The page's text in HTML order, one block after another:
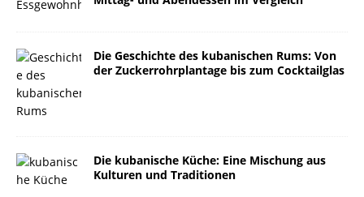
Die Geschichte des kubanischen Rums: Von
der Zuckerrohrplantage bis zum Cocktailglas
Die kubanische Küche: Eine Mischung aus
Kulturen und Traditionen